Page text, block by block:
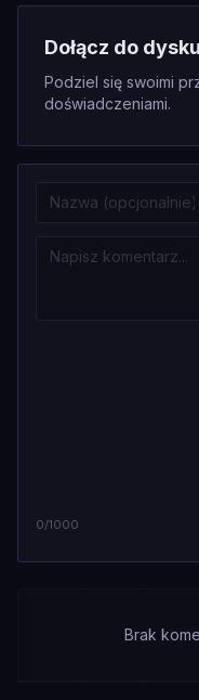
Dołącz do
Podziel się swoimi
doświadczeniami.
0/1000
Brak